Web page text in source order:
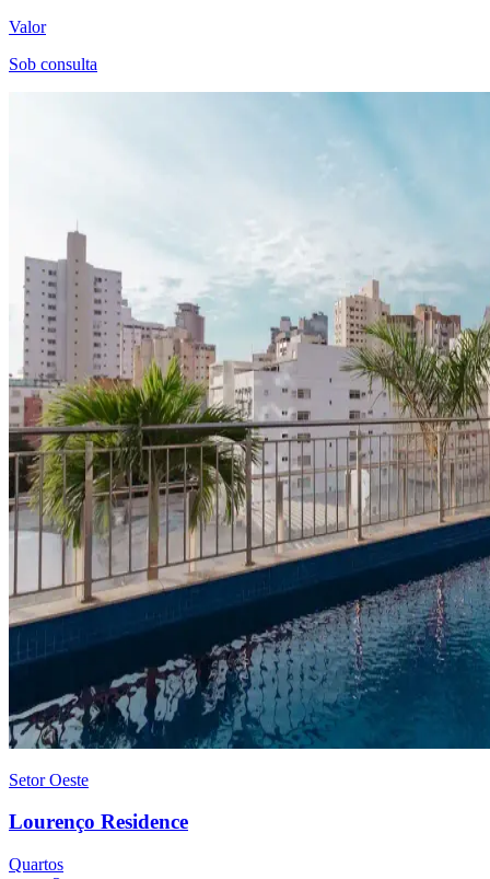
Valor
Sob consulta
Setor Oeste
Lourenço Residence
Quartos